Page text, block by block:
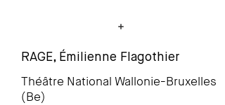
RAGE, Émilienne Flagothier
Théâtre National Wallonie-Bruxelles
(Be)